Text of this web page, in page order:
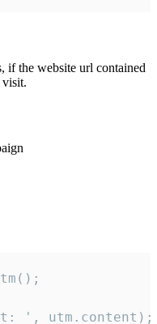
if the website url contained
visit.
', utm.content);